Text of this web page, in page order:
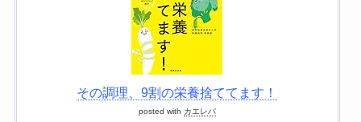
その調理、9割の栄養捨ててます！
posted with カエレバ